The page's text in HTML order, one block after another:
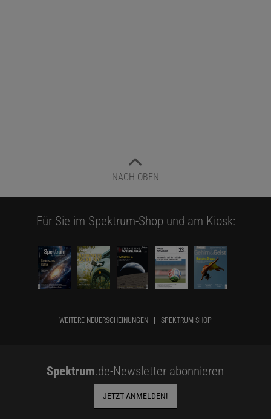
NACH OBEN
Für Sie im Spektrum-Shop und am Kiosk:
WEITERE NEUERSCHEINUNGEN SPEKTRUM SHOP
Spektrum.de-Newsletter abonnieren
JETZT ANMELDEN!